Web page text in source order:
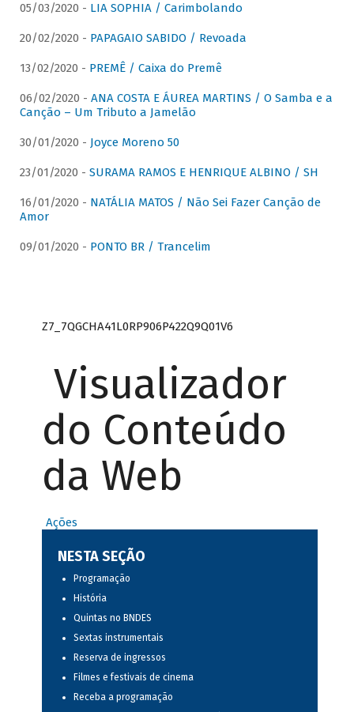
05/03/2020 - LIA SOPHIA / Carimbolando
20/02/2020 - PAPAGAIO SABIDO / Revoada
13/02/2020 - PREMÊ / Caixa do Premê
06/02/2020 - ANA COSTA E ÁUREA MARTINS / O Samba e a
Canção – Um Tributo a Jamelão
30/01/2020 - Joyce Moreno 50
23/01/2020 - SURAMA RAMOS E HENRIQUE ALBINO / SH
16/01/2020 - NATÁLIA MATOS / Não Sei Fazer Canção de
Amor
09/01/2020 - PONTO BR / Trancelim
Z7_7QGCHA41L0RP906P422Q9Q01V6
Visualizador
do Conteúdo
da Web
Ações
NESTA SEÇÃO
Programação
História
Quintas no BNDES
Sextas instrumentais
Reserva de ingressos
Filmes e festivais de cinema
Receba a programação